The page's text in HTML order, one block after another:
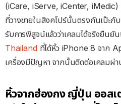
(iCare, iServe, iCenter, iMedic) ใ
ที่วางขายในสิงคโปร์นั้นตรงกันเป๊ะกั
รับการพิสูจน์แล้วว่าเคลมได้จริงยืนยั
Thailandที่ได้หิ้ว iPhone 8 จาก
เครื่องมีปัญหา จากนั้นติดต่อเคลมผ่า
หิ้วจากฮ่องกง ญี่ปุ่น ออสเ